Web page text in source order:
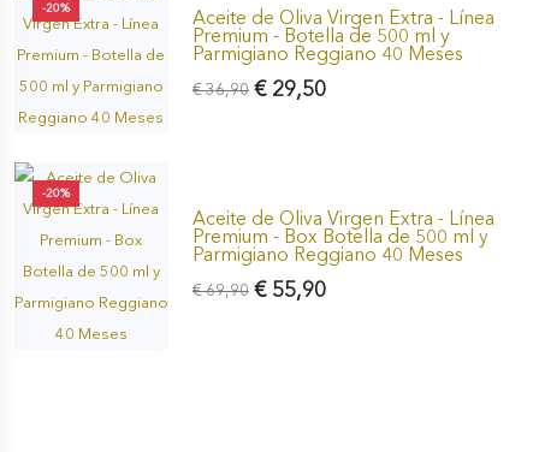
-20% Aceite de Oliva Virgen Extra - Línea
Premium - Botella de 500 ml y
Parmigiano Reggiano 40 Meses
€ 29,50
€ 36,90
-20%
Aceite de Oliva Virgen Extra - Línea
Premium - Box Botella de 500 ml y
Parmigiano Reggiano 40 Meses
€ 55,90
€ 69,90